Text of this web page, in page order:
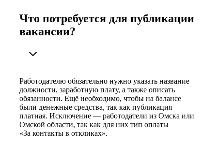
Что потребуется для публикации
вакансии?
Работодателю обязательно нужно указать название
должности, заработную плату, а также описать
обязанности. Ещё необходимо, чтобы на балансе
были денежные средства, так как публикация
платная. Исключение — работодатели из Омска или
Омской области, так как для них тип оплаты
«За контакты в откликах».